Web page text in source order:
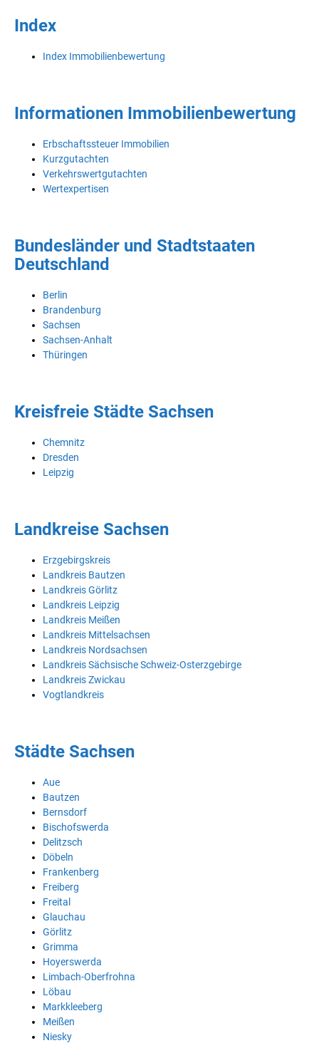
Index
Index Immobilienbewertung
Informationen Immobilienbewertung
Erbschaftssteuer Immobilien
Kurzgutachten
Verkehrswertgutachten
Wertexpertisen
Bundesländer und Stadtstaaten
Deutschland
Berlin
Brandenburg
Sachsen
Sachsen-Anhalt
Thüringen
Kreisfreie Städte Sachsen
Chemnitz
Dresden
Leipzig
Landkreise Sachsen
Erzgebirgskreis
Landkreis Bautzen
Landkreis Görlitz
Landkreis Leipzig
Landkreis Meißen
Landkreis Mittelsachsen
Landkreis Nordsachsen
Landkreis Sächsische Schweiz-Osterzgebirge
Landkreis Zwickau
Vogtlandkreis
Städte Sachsen
Aue
Bautzen
Bernsdorf
Bischofswerda
Delitzsch
Döbeln
Frankenberg
Freiberg
Freital
Glauchau
Görlitz
Grimma
Hoyerswerda
Limbach-Oberfrohna
Löbau
Markkleeberg
Meißen
Niesky